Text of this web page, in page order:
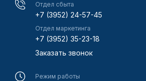
Отдел сбыта
+7 (3952) 24-57-45
Отдел маркетинга
+7 (3952) 35-23-18
Заказать звонок
Режим работы